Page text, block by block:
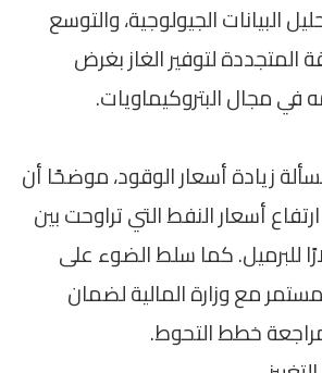
البيانات الجيولوجية، والتوسع
المتجددة لتوفير الغاز بغرض
في مجال البتروكيماويات.
زيادة أسعار الوقود، موضحًا أن
أسعار النفط التي تراوحت بين
120 دولارًا للبرميل. كما سلط الضوء على
مع وزارة المالية لضمان
خطط التحوط.